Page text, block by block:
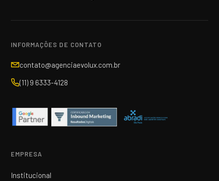
INFORMAÇÕES DE CONTATO
contato@agenciaevolux.com.br
(11) 9 6333-4128
EMPRESA
Institucional